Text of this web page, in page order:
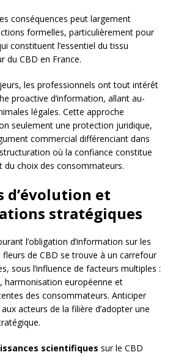
conséquences peut largement
formelles, particulièrement pour
constituent l’essentiel du tissu
du CBD en France.
les professionnels ont tout intérêt
proactive d’information, allant au-
légales. Cette approche
seulement une protection juridique,
commercial différenciant dans
où la confiance constitue
choix des consommateurs.
d’évolution et
stratégiques
l’obligation d’information sur les
de CBD se trouve à un carrefour
sous l’influence de facteurs multiples :
harmonisation européenne et
des consommateurs. Anticiper
acteurs de la filière d’adopter une
scientifiques sur le CBD